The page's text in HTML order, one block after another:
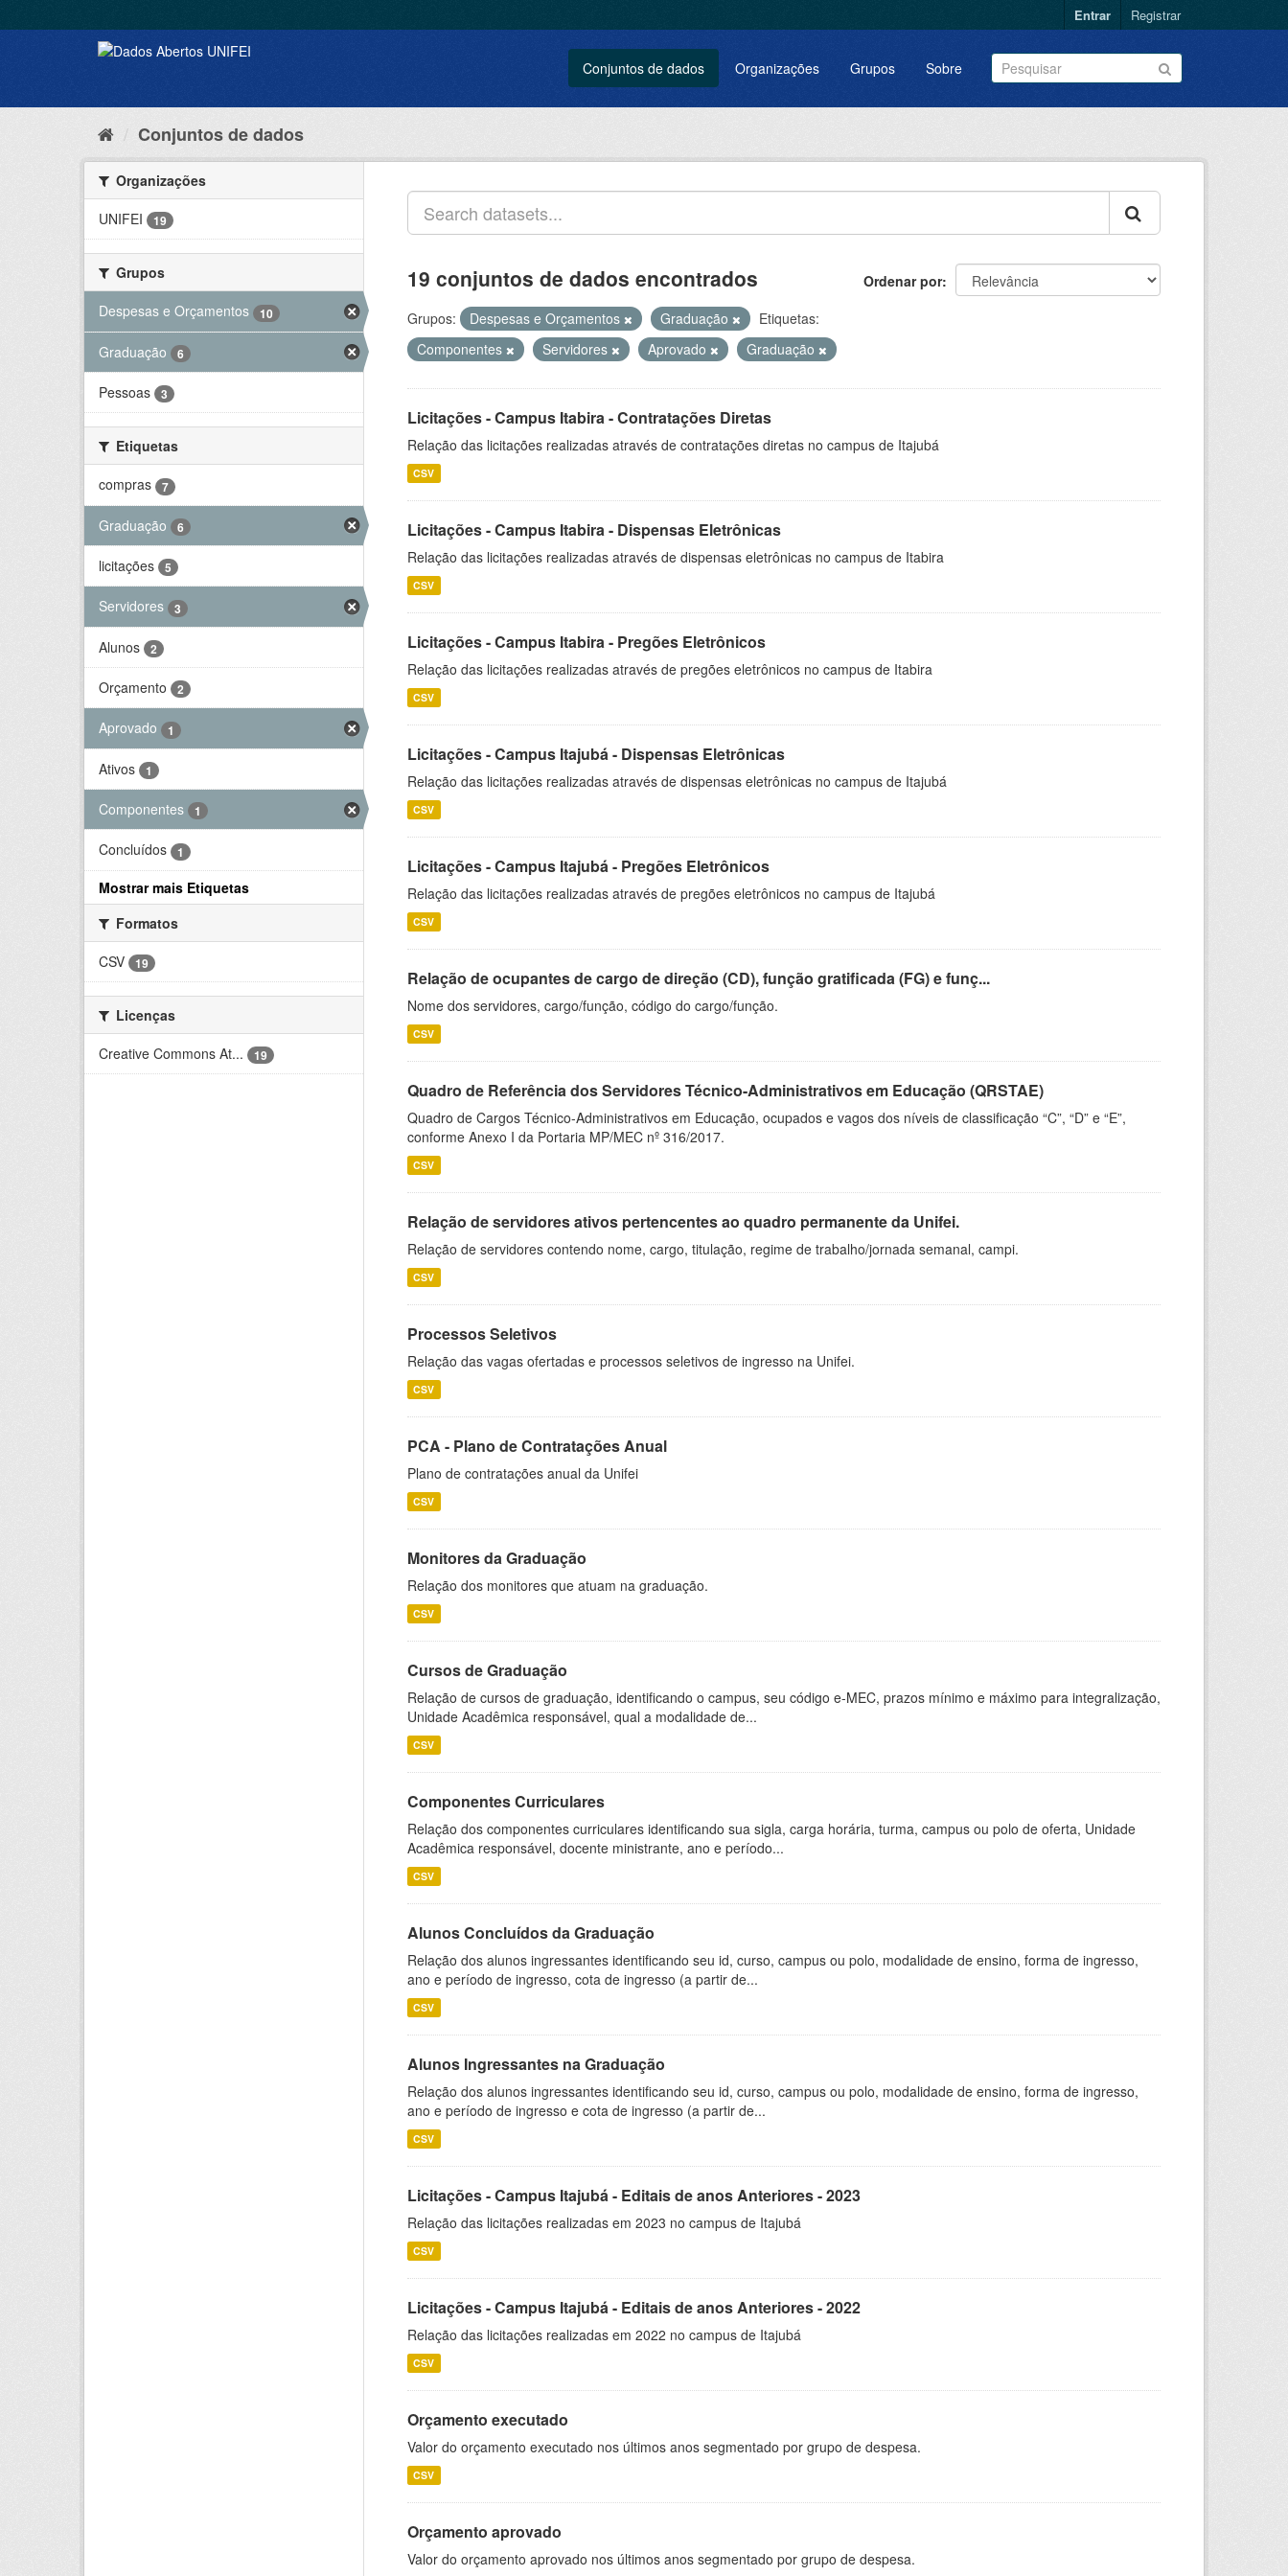
Entrar Registrar
Conjuntos de dados Organizações Grupos Sobre
Conjuntos de dados
Organizações
UNIFEI
19
Grupos
Despesas e Orçamentos
10
Graduação 6
Pessoas 3
Etiquetas
compras
7
Graduação 6
licitações 5
Servidores 3
Alunos 2
Orçamento 2
Aprovado 1
Ativos 1
Componentes 1
Concluídos 1
Mostrar mais Etiquetas
Formatos
CSV
19
Licenças
Creative Commons At...
19
Ordenar por
19 conjuntos de dados encontrados
Grupos: Despesas e Orçamentos Graduação
Etiquetas:
Componentes
Servidores Aprovado Graduação
Licitações - Campus Itabira - Contratações Diretas
Relação das licitações realizadas através de contratações diretas no campus de Itajubá
CSV
Licitações - Campus Itabira - Dispensas Eletrônicas
Relação das licitações realizadas através de dispensas eletrônicas no campus de Itabira
CSV
Licitações - Campus Itabira - Pregões Eletrônicos
Relação das licitações realizadas através de pregões eletrônicos no campus de Itabira
CSV
Licitações - Campus Itajubá - Dispensas Eletrônicas
Relação das licitações realizadas através de dispensas eletrônicas no campus de Itajubá
CSV
Licitações - Campus Itajubá - Pregões Eletrônicos
Relação das licitações realizadas através de pregões eletrônicos no campus de Itajubá
CSV
Relação de ocupantes de cargo de direção (CD), função gratificada (FG) e funç...
Nome dos servidores, cargo/função, código do cargo/função.
CSV
Quadro de Referência dos Servidores Técnico-Administrativos em Educação (QRSTAE)
Quadro de Cargos Técnico-Administrativos em Educação, ocupados e vagos dos níveis de classificação “C”, “D” e “E”,
conforme Anexo I da Portaria MP/MEC nº 316/2017.
CSV
Relação de servidores ativos pertencentes ao quadro permanente da Unifei.
Relação de servidores contendo nome, cargo, titulação, regime de trabalho/jornada semanal, campi.
CSV
Processos Seletivos
Relação das vagas ofertadas e processos seletivos de ingresso na Unifei.
CSV
PCA - Plano de Contratações Anual
Plano de contratações anual da Unifei
CSV
Monitores da Graduação
Relação dos monitores que atuam na graduação.
CSV
Cursos de Graduação
Relação de cursos de graduação, identificando o campus, seu código e-MEC, prazos mínimo e máximo para integralização,
Unidade Acadêmica responsável, qual a modalidade de...
CSV
Componentes Curriculares
Relação dos componentes curriculares identificando sua sigla, carga horária, turma, campus ou polo de oferta, Unidade
Acadêmica responsável, docente ministrante, ano e período...
CSV
Alunos Concluídos da Graduação
Relação dos alunos ingressantes identificando seu id, curso, campus ou polo, modalidade de ensino, forma de ingresso,
ano e período de ingresso, cota de ingresso (a partir de...
CSV
Alunos Ingressantes na Graduação
Relação dos alunos ingressantes identificando seu id, curso, campus ou polo, modalidade de ensino, forma de ingresso,
ano e período de ingresso e cota de ingresso (a partir de...
CSV
Licitações - Campus Itajubá - Editais de anos Anteriores - 2023
Relação das licitações realizadas em 2023 no campus de Itajubá
CSV
Licitações - Campus Itajubá - Editais de anos Anteriores - 2022
Relação das licitações realizadas em 2022 no campus de Itajubá
CSV
Orçamento executado
Valor do orçamento executado nos últimos anos segmentado por grupo de despesa.
CSV
Orçamento aprovado
Valor do orçamento aprovado nos últimos anos segmentado por grupo de despesa.